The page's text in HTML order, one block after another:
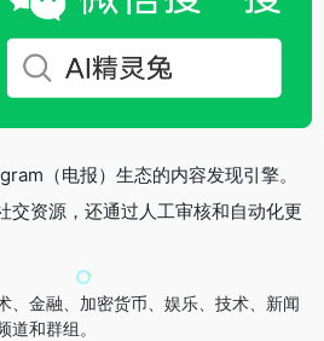
（电报）生态的内容发现引擎。
交资源，还通过人工审核和自动化更
、金融、加密货币、娱乐、技术、新闻
道和群组。